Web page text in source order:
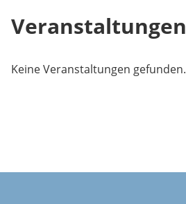
Veranstaltungen
Keine Veranstaltungen gefunden.